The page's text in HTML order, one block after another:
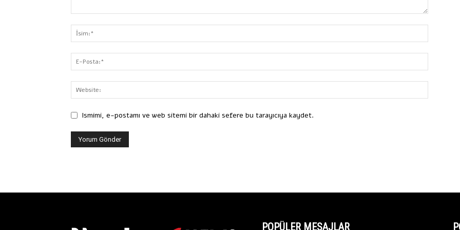
Ismimi, e-postamı ve web sitemi bir dahaki sefere bu tarayıcıya kaydet.
POPÜLER MESAJLAR